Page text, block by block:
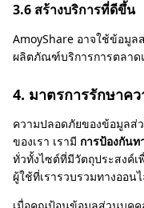
3.6 สร้างบริการที่ดีขึ้น
AmoyShare อาจใช้ข้อมู
ผลิตภัณฑ์บริการการตลาด
4. มาตรการรักษาค
ความปลอดภัยของข้อมูล
ของเรา เรามี การป้องกันท
ทั่วทั้งไซต์ที่มีวัตถุประสงค์เ
ผู้ใช้ที่เรารวบรวมทางออ